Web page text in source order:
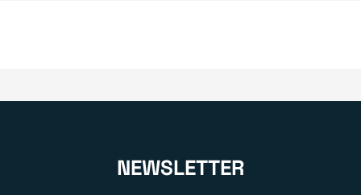
NEWSLETTER